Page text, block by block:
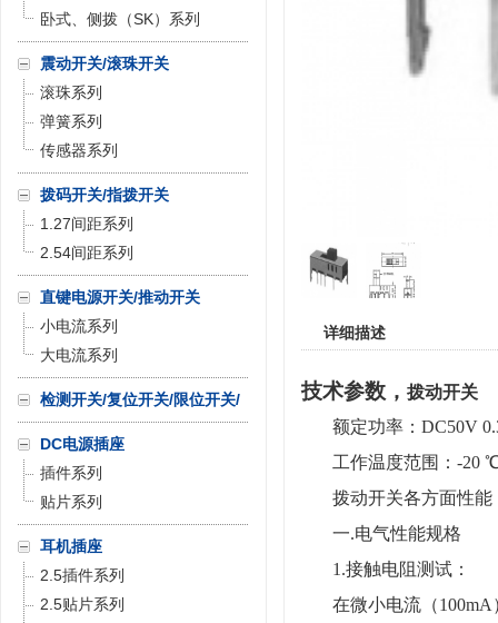
卧式、侧拨（SK）系列
震动开关/滚珠开关
滚珠系列
弹簧系列
传感器系列
拨码开关/指拨开关
1.27间距系列
2.54间距系列
直键电源开关/推动开关
小电流系列
大电流系列
检测开关/复位开关/限位开关/
微动开关
DC电源插座
插件系列
贴片系列
耳机插座
2.5插件系列
2.5贴片系列
详细描述
技术参数， 拨动开关
额定功率：DC50V
工作温度范围：-20
拨动开关各方面性能
一.电气性能规格
1.接触电阻测试：
在微小电流（